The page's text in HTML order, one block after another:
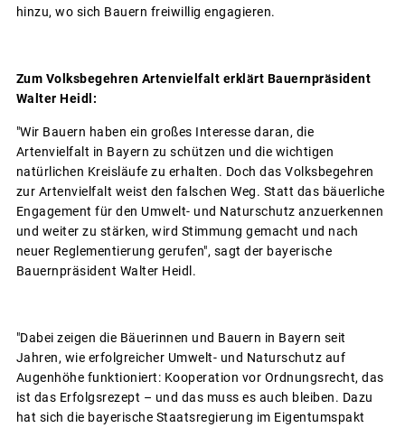
hinzu, wo sich Bauern freiwillig engagieren.
Zum Volksbegehren Artenvielfalt erklärt Bauernpräsident
Walter Heidl:
"Wir Bauern haben ein großes Interesse daran, die
Artenvielfalt in Bayern zu schützen und die wichtigen
natürlichen Kreisläufe zu erhalten. Doch das Volksbegehren
zur Artenvielfalt weist den falschen Weg. Statt das bäuerliche
Engagement für den Umwelt- und Naturschutz anzuerkennen
und weiter zu stärken, wird Stimmung gemacht und nach
neuer Reglementierung gerufen", sagt der bayerische
Bauernpräsident Walter Heidl.
"Dabei zeigen die Bäuerinnen und Bauern in Bayern seit
Jahren, wie erfolgreicher Umwelt- und Naturschutz auf
Augenhöhe funktioniert: Kooperation vor Ordnungsrecht, das
ist das Erfolgsrezept – und das muss es auch bleiben. Dazu
hat sich die bayerische Staatsregierung im Eigentumspakt